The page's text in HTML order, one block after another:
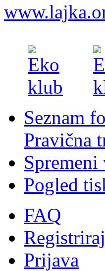
Seznam
Pravična
Pogled
FAQ
Prijava